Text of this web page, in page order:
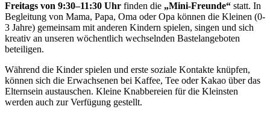
Freitags von 9:30–11:30 Uhr finden die „Mini-Freunde“ statt. In
Begleitung von Mama, Papa, Oma oder Opa können die Kleinen (0-
3 Jahre) gemeinsam mit anderen Kindern spielen, singen und sich
kreativ an unseren wöchentlich wechselnden Bastelangeboten
beteiligen.
Während die Kinder spielen und erste soziale Kontakte knüpfen,
können sich die Erwachsenen bei Kaffee, Tee oder Kakao über das
Elternsein austauschen. Kleine Knabbereien für die Kleinsten
werden auch zur Verfügung gestellt.